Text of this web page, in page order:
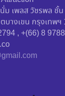
ม เพลส วัชรพล
บางเขน กรุงเทพฯ
, +(66) 8